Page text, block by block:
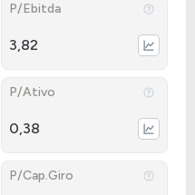
P/Ebitda
3,82
P/Ativo
0,38
P/Cap.Giro